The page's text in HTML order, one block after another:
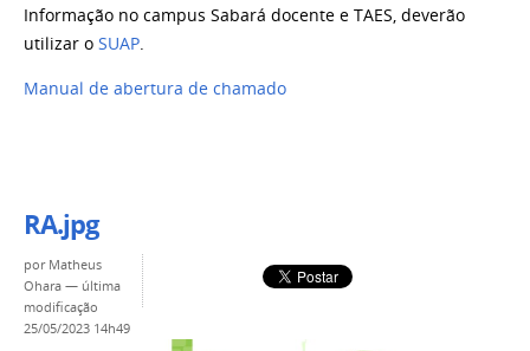
Informação no campus Sabará docente e TAES, deverão
utilizar o SUAP.
Manual de abertura de chamado
RA.jpg
por Matheus
Ohara — última
modificação
25/05/2023 14h49